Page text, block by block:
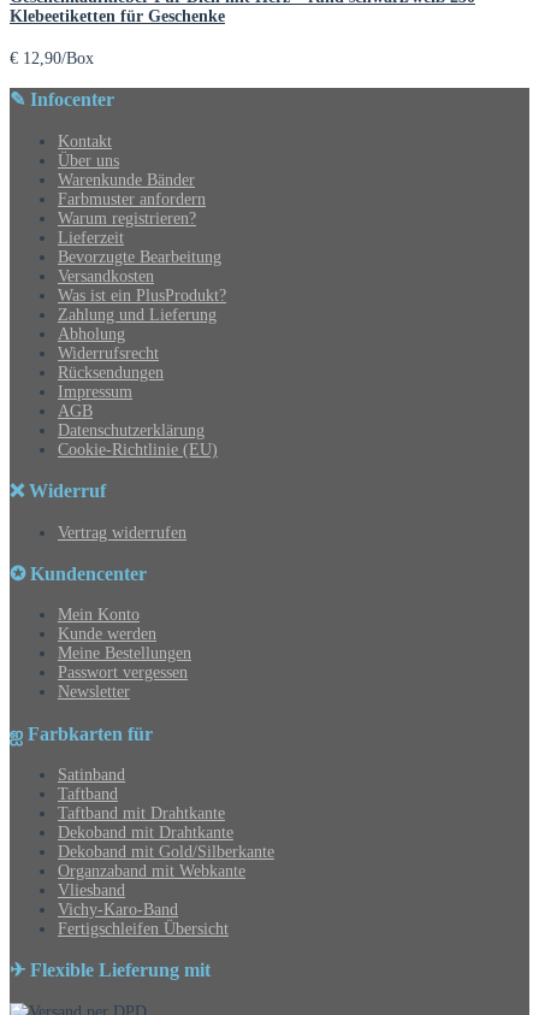
Klebeetiketten für Geschenke
€ 12,90/Box
✎ Infocenter
Kontakt
Über uns
Warenkunde Bänder
Farbmuster anfordern
Warum registrieren?
Lieferzeit
Bevorzugte Bearbeitung
Versandkosten
Was ist ein PlusProdukt?
Zahlung und Lieferung
Abholung
Widerrufsrecht
Rücksendungen
Impressum
AGB
Datenschutzerklärung
Cookie-Richtlinie (EU)
❌ Widerruf
Vertrag widerrufen
✪ Kundencenter
Mein Konto
Kunde werden
Meine Bestellungen
Passwort vergessen
Newsletter
ஐ Farbkarten für
Satinband
Taftband
Taftband mit Drahtkante
Dekoband mit Drahtkante
Dekoband mit Gold/Silberkante
Organzaband mit Webkante
Vliesband
Vichy-Karo-Band
Fertigschleifen Übersicht
✈ Flexible Lieferung mit